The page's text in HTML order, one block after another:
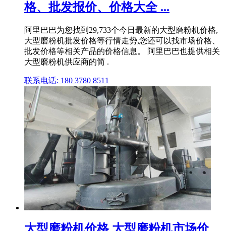
格、批发报价、价格大全 ...
阿里巴巴为您找到29,733个今日最新的大型磨粉机价格,
大型磨粉机批发价格等行情走势,您还可以找市场价格、
批发价格等相关产品的价格信息。 阿里巴巴也提供相关
大型磨粉机供应商的简 .
联系电话: 180 3780 8511